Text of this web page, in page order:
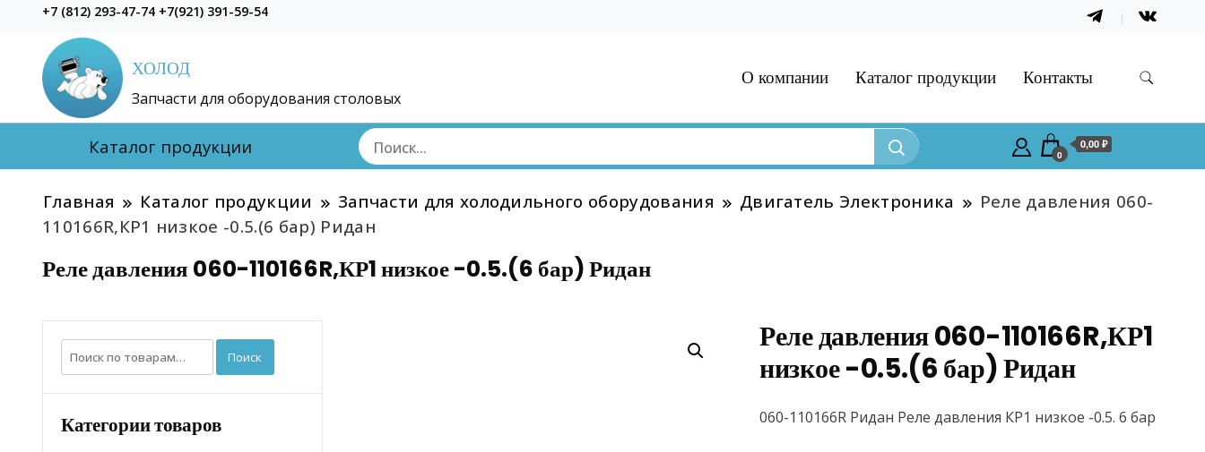
+7 (812) 293-47-74 +7(921) 391-59-54
ХОЛОД
Запчасти для оборудования столовых
О компании Каталог продукции Контакты
Каталог продукции 0
0,00 ₽
Главная Каталог продукции Запчасти для холодильного оборудования Двигатель Электроника
Реле давления 060-
110166R,КР1 низкое -0.5.(6 бар) Ридан
Реле давления 060-110166R,КР1 низкое -0.5.(6 бар) Ридан
Реле давления 060-110166R,КР1
низкое -0.5.(6 бар) Ридан
060-110166R Ридан Реле давления КР1 низкое -0.5. 6 бар
Искать: Поиск
Категории товаров